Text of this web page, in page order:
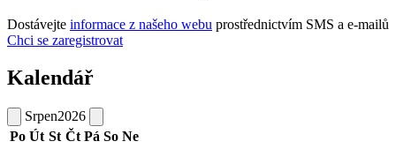
Dostávejte informace z našeho webu prostřednictvím SMS a e-mailů
Chci se zaregistrovat
Kalendář
Srpen2026
Po Út St Čt Pá So Ne